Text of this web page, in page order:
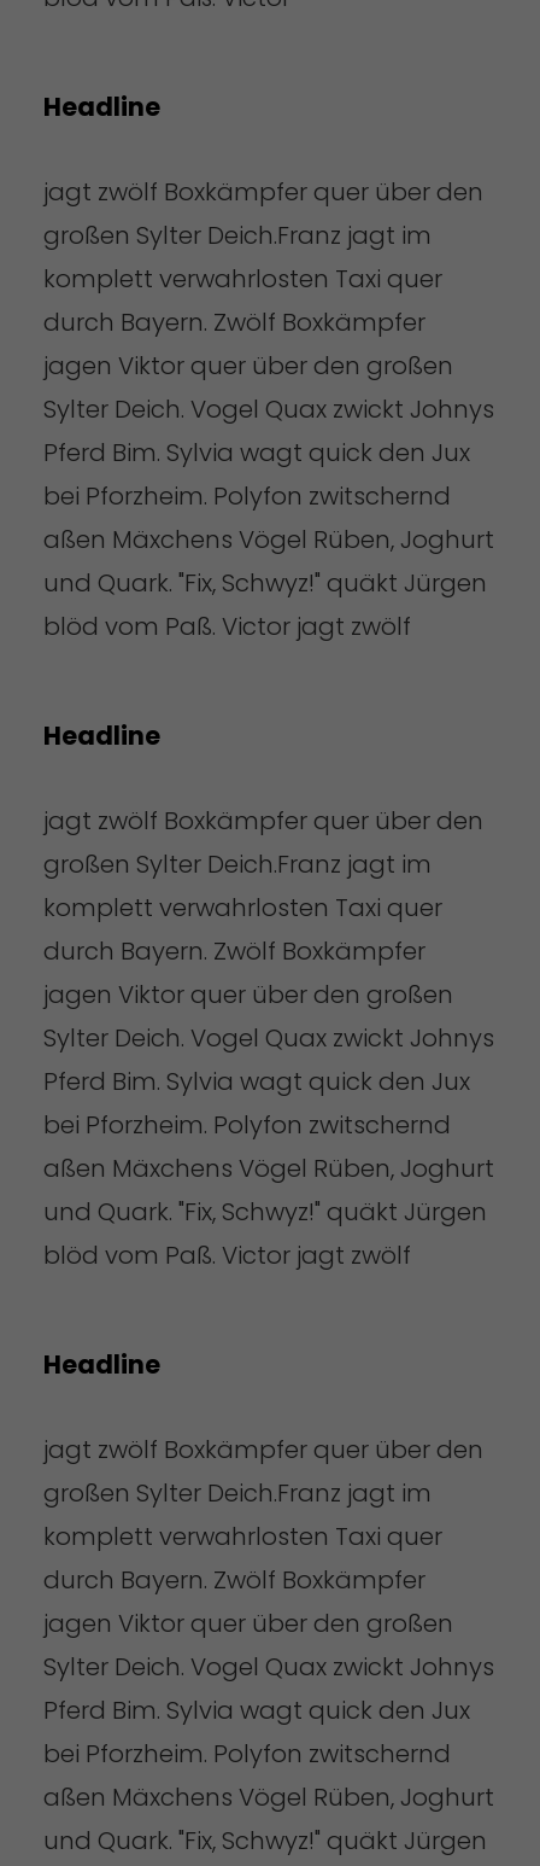
Headline
jagt zwölf Boxkämpfer quer über den
großen Sylter Deich.Franz jagt im
komplett verwahrlosten Taxi quer
durch Bayern. Zwölf Boxkämpfer
jagen Viktor quer über den großen
Sylter Deich. Vogel Quax zwickt Johnys
Pferd Bim. Sylvia wagt quick den Jux
bei Pforzheim. Polyfon zwitschernd
aßen Mäxchens Vögel Rüben, Joghurt
und Quark. "Fix, Schwyz!" quäkt Jürgen
blöd vom Paß. Victor jagt zwölf
Headline
jagt zwölf Boxkämpfer quer über den
großen Sylter Deich.Franz jagt im
komplett verwahrlosten Taxi quer
durch Bayern. Zwölf Boxkämpfer
jagen Viktor quer über den großen
Sylter Deich. Vogel Quax zwickt Johnys
Pferd Bim. Sylvia wagt quick den Jux
bei Pforzheim. Polyfon zwitschernd
aßen Mäxchens Vögel Rüben, Joghurt
und Quark. "Fix, Schwyz!" quäkt Jürgen
blöd vom Paß. Victor jagt zwölf
Headline
jagt zwölf Boxkämpfer quer über den
großen Sylter Deich.Franz jagt im
komplett verwahrlosten Taxi quer
durch Bayern. Zwölf Boxkämpfer
jagen Viktor quer über den großen
Sylter Deich. Vogel Quax zwickt Johnys
Pferd Bim. Sylvia wagt quick den Jux
bei Pforzheim. Polyfon zwitschernd
aßen Mäxchens Vögel Rüben, Joghurt
und Quark. "Fix, Schwyz!" quäkt Jürgen